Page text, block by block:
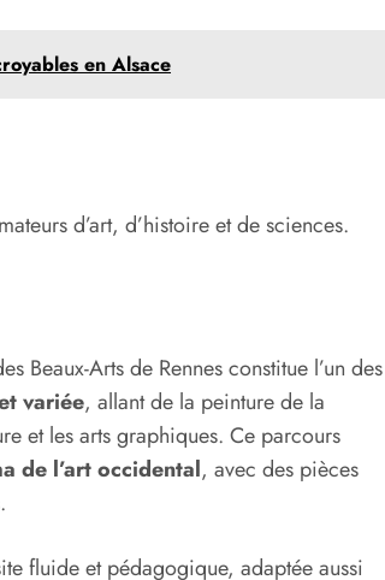
en Alsace
d’art, d’histoire et de sciences.
Beaux-Arts de Rennes constitue l’un des
variée, allant de la peinture de la
et les arts graphiques. Ce parcours
de l’art occidental, avec des pièces
fluide et pédagogique, adaptée aussi